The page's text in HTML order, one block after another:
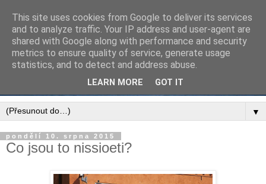
▼
pondělí 10. srpna 2015
Co jsou to nissioeti?
This site uses cookies from Google to deliver its services
and to analyze traffic. Your IP address and user-agent are
shared with Google along with performance and security
metrics to ensure quality of service, generate usage
statistics, and to detect and address abuse.
LEARN MORE GOT IT